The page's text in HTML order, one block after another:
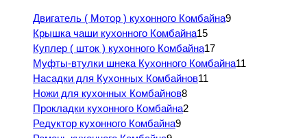
Двигатель ( Мотор ) кухонного Комбайна9
Крышка чаши кухонного Комбайна15
Куплер ( шток ) кухонного Комбайна17
Муфты-втулки шнека Кухонного Комбайна11
Насадки для Кухонных Комбайнов11
Ножи для кухонных Комбайнов8
Прокладки кухонного Комбайна2
Редуктор кухонного Комбайна9